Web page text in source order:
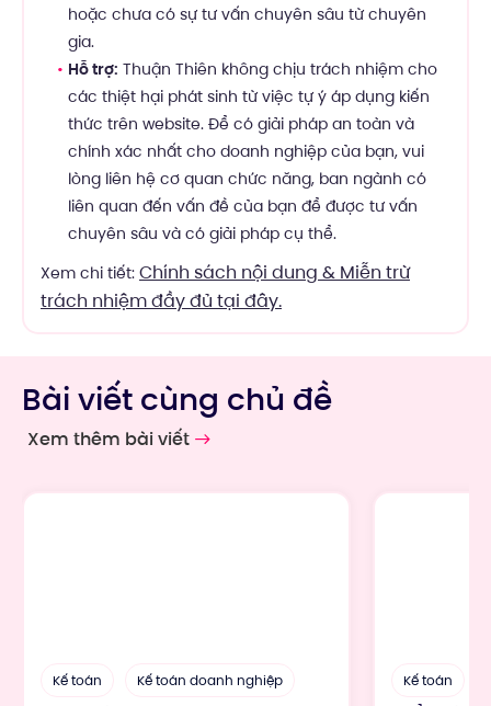
hoặc chưa có sự tư vấn chuyên sâu từ chuyên
gia.
Hỗ trợ: Thuận Thiên không chịu trách nhiệm cho
các thiệt hại phát sinh từ việc tự ý áp dụng kiến
thức trên website. Để có giải pháp an toàn và
chính xác nhất cho doanh nghiệp của bạn, vui
lòng liên hệ cơ quan chức năng, ban ngành có
liên quan đến vấn đề của bạn để được tư vấn
chuyên sâu và có giải pháp cụ thể.
Xem chi tiết: Chính sách nội dung & Miễn trừ
trách nhiệm đầy đủ tại đây.
Bài viết cùng chủ đề
Xem thêm bài viết
Kế toán Kế toán doanh nghiệp Kế toán